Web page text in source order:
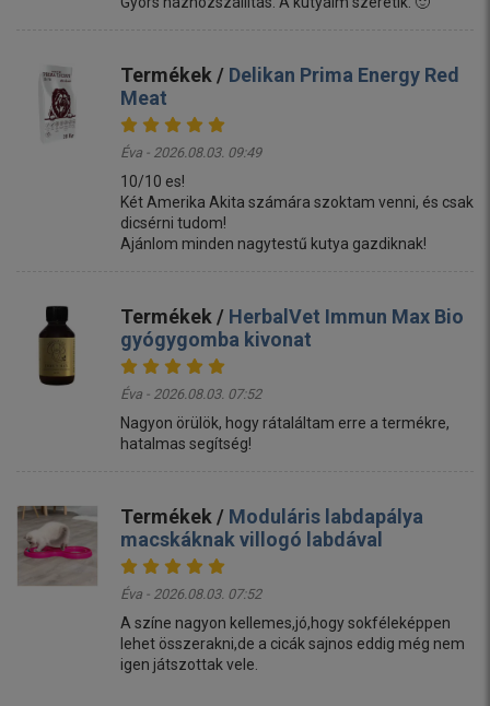
Termékek / Delikan Prima Energy Red
Meat
Éva - 2026.08.03. 09:49
10/10 es!
Két Amerika Akita számára szoktam venni, és csak
dicsérni tudom!
Ajánlom minden nagytestű kutya gazdiknak!
Termékek / HerbalVet Immun Max Bio
gyógygomba kivonat
Éva - 2026.08.03. 07:52
Nagyon örülök, hogy rátaláltam erre a termékre,
hatalmas segítség!
Termékek / Moduláris labdapálya
macskáknak villogó labdával
Éva - 2026.08.03. 07:52
A színe nagyon kellemes,jó,hogy sokféleképpen
lehet összerakni,de a cicák sajnos eddig még nem
igen játszottak vele.